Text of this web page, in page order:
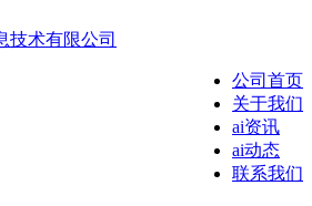
公司首页
关于我们
ai资讯
ai动态
联系我们